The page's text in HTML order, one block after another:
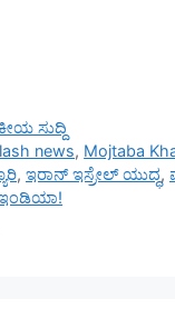
ಸುದ್ದಿ
news, Mojtaba
, ಇರಾನ್ ಇಸ್ರೇಲ್ ಯುದ್ಧ,
ಇಂಡಿಯಾ!